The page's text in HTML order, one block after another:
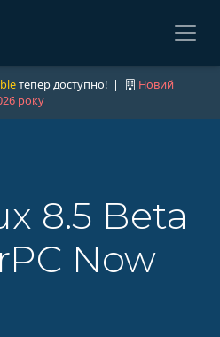
тепер доступно! |
Новий
року
8.5 Beta
Now